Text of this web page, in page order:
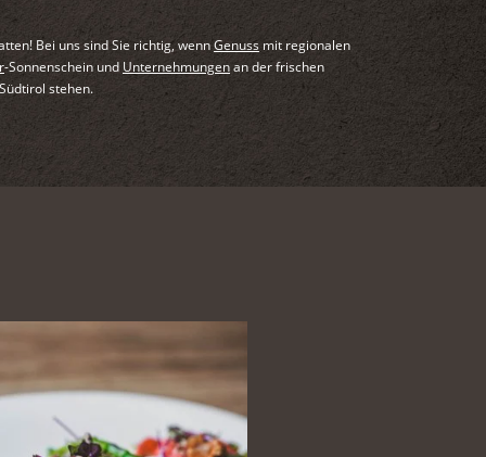
Bei uns sind Sie richtig, wennGenuss mit regionalen
-Sonnenschein und Unternehmungenan der frischen
stehen.